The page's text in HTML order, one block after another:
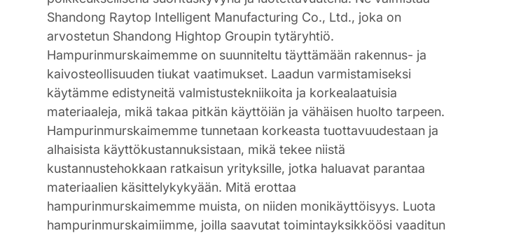
Shandong Raytop Intelligent Manufacturing Co., Ltd., joka on
arvostetun Shandong Hightop Groupin tytäryhtiö.
Hampurinmurskaimemme on suunniteltu täyttämään rakennus- ja
kaivosteollisuuden tiukat vaatimukset. Laadun varmistamiseksi
käytämme edistyneitä valmistustekniikoita ja korkealaatuisia
materiaaleja, mikä takaa pitkän käyttöiän ja vähäisen huolto tarpeen.
Hampurinmurskaimemme tunnetaan korkeasta tuottavuudestaan ja
alhaisista käyttökustannuksistaan, mikä tekee niistä
kustannustehokkaan ratkaisun yrityksille, jotka haluavat parantaa
materiaalien käsittelykykyään. Mitä erottaa
hampurinmurskaimemme muista, on niiden monikäyttöisyys. Luota
hampurinmurskaimiimme, joilla saavutat toimintayksikköösi vaaditun